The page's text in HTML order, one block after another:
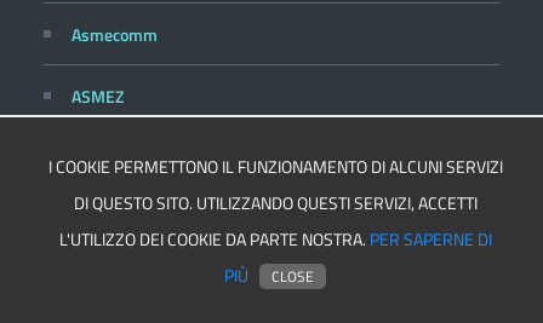
Asmecomm
ASMEZ
Privacy
Cookie Policy
I COOKIE PERMETTONO IL FUNZIONAMENTO DI ALCUNI SERVIZI
DI QUESTO SITO. UTILIZZANDO QUESTI SERVIZI, ACCETTI
L'UTILIZZO DEI COOKIE DA PARTE NOSTRA. PER SAPERNE DI
PIÙ
CLOSE